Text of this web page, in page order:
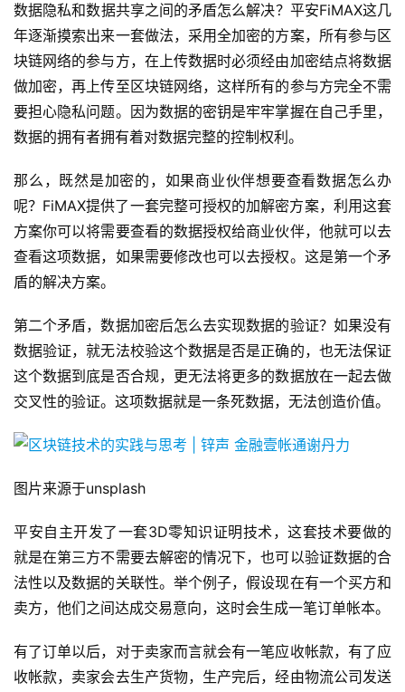
数据隐私和数据共享之间的矛盾怎么解决？平安FiMAX这几
年逐渐摸索出来一套做法，采用全加密的方案，所有参与区
块链网络的参与方，在上传数据时必须经由加密结点将数据
做加密，再上传至区块链网络，这样所有的参与方完全不需
要担心隐私问题。因为数据的密钥是牢牢掌握在自己手里，
数据的拥有者拥有着对数据完整的控制权利。
那么，既然是加密的，如果商业伙伴想要查看数据怎么办
呢？FiMAX提供了一套完整可授权的加解密方案，利用这套
方案你可以将需要查看的数据授权给商业伙伴，他就可以去
查看这项数据，如果需要修改也可以去授权。这是第一个矛
盾的解决方案。
第二个矛盾，数据加密后怎么去实现数据的验证？如果没有
数据验证，就无法校验这个数据是否是正确的，也无法保证
这个数据到底是否合规，更无法将更多的数据放在一起去做
交叉性的验证。这项数据就是一条死数据，无法创造价值。
图片来源于unsplash
平安自主开发了一套3D零知识证明技术，这套技术要做的
就是在第三方不需要去解密的情况下，也可以验证数据的合
法性以及数据的关联性。举个例子，假设现在有一个买方和
卖方，他们之间达成交易意向，这时会生成一笔订单帐本。
有了订单以后，对于卖家而言就会有一笔应收帐款，有了应
收帐款，卖家会去生产货物，生产完后，经由物流公司发送